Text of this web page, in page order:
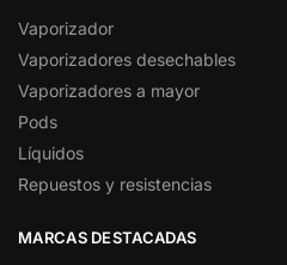
Vaporizador
Vaporizadores desechables
Vaporizadores a mayor
Pods
Líquidos
Repuestos y resistencias
MARCAS DESTACADAS